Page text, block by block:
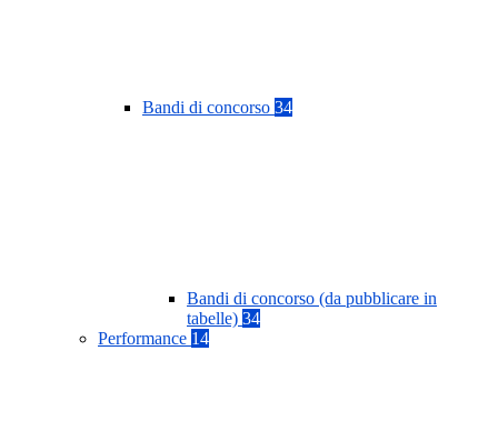
Bandi di concorso 34
Bandi di concorso (da pubblicare in
tabelle) 34
Performance 14